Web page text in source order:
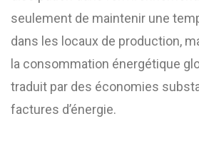
seulement de maintenir une
dans les locaux de production,
la consommation énergétique
traduit par des économies
factures d’énergie.